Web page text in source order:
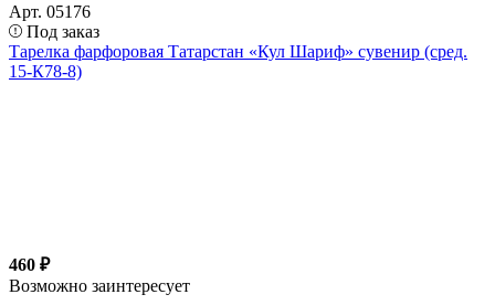
Арт. 05176
Под заказ
Тарелка фарфоровая Татарстан «Кул Шариф» сувенир (сред.
15-К78-8)
460 ₽
Возможно заинтересует